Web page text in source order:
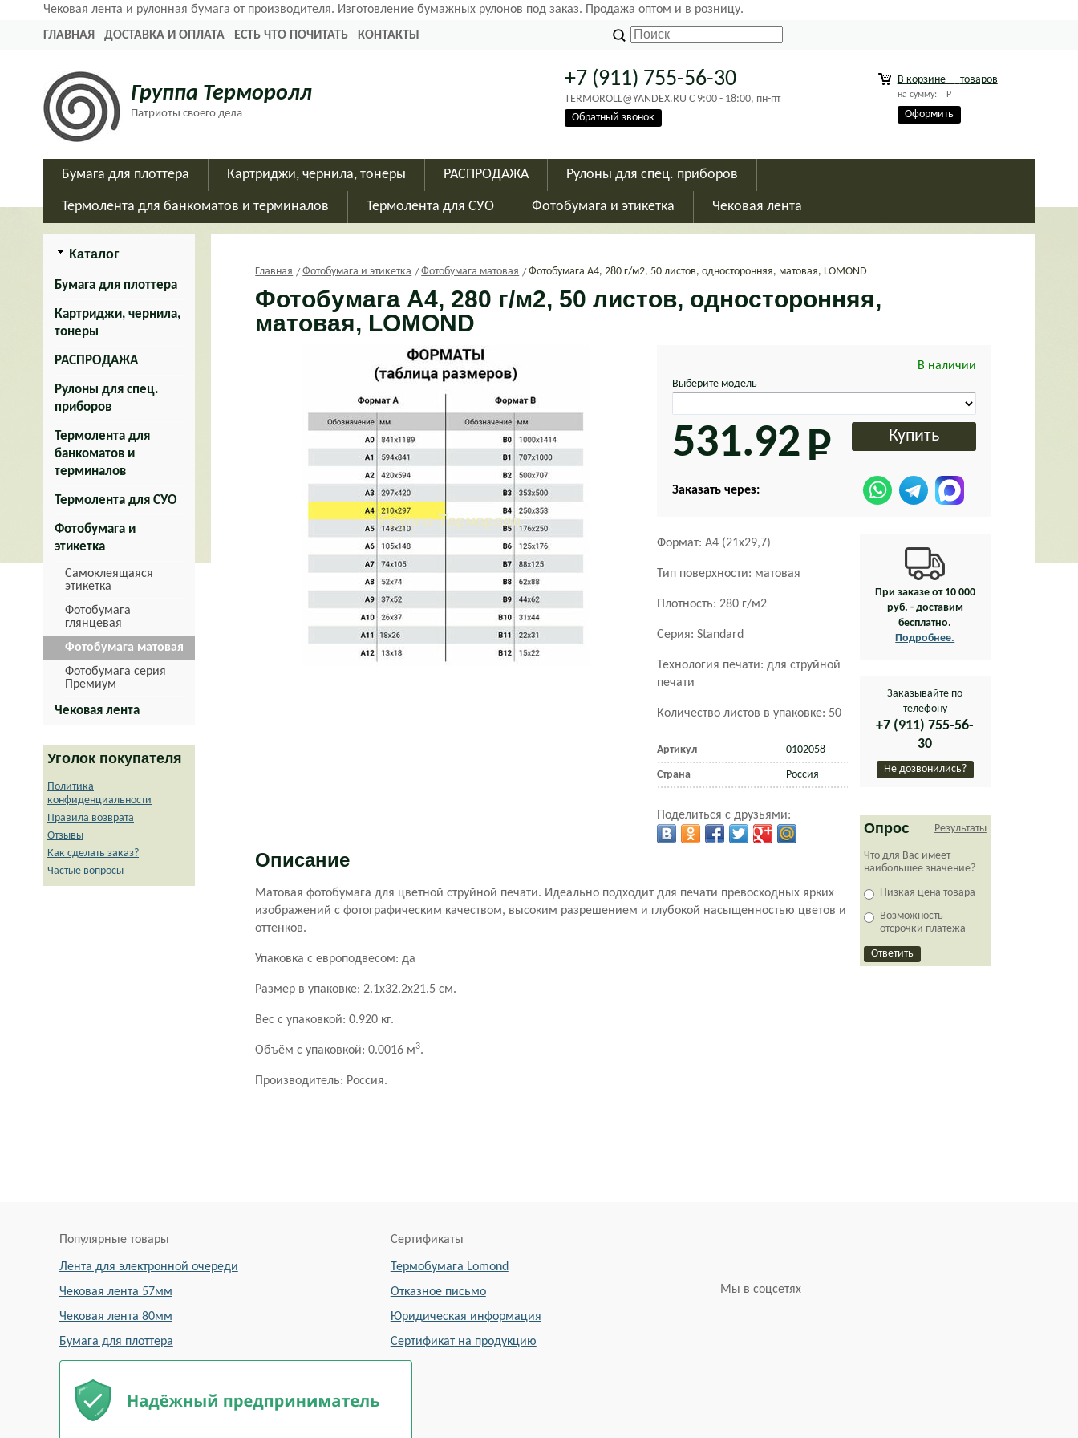
Чековая лента и рулонная бумага от производителя. Изготовление бумажных рулонов под заказ. Продажа оптом и в розницу.
ГЛАВНАЯ
ДОСТАВКА И ОПЛАТА ЕСТЬ ЧТО ПОЧИТАТЬ КОНТАКТЫ
Группа Терморолл
Патриоты своего дела
+7 (911) 755-56-30
TERMOROLL@YANDEX.RU C 9:00 - 18:00, пн-пт
Обратный звонок
В корзине товаров
на сумму: Р
Оформить
Бумага для плоттера Картриджи, чернила, тонеры РАСПРОДАЖА Рулоны для спец. приборов
Термолента для банкоматов и терминалов Термолента для СУО Фотобумага и этикетка Чековая лента
Каталог
Бумага для плоттера
Картриджи, чернила,
тонеры
РАСПРОДАЖА
Рулоны для спец.
приборов
Термолента для
банкоматов и
терминалов
Термолента для СУО
Фотобумага и
этикетка
Самоклеящаяся
этикетка
Фотобумага
глянцевая
Фотобумага матовая
Фотобумага серия
Премиум
Чековая лента
Уголок покупателя
Политика
конфиденциальности
Правила возврата
Отзывы
Как сделать заказ?
Частые вопросы
Главная Фотобумага и этикетка Фотобумага матовая Фотобумага А4, 280 г/м2, 50 листов, односторонняя, матовая, LOMOND
Фотобумага A4, 280 г/м2, 50 листов, односторонняя,
матовая, LOMOND
В наличии
Выберите модель
531.92
Заказать через:
Формат: А4 (21х29,7)
Тип поверхности: матовая
Плотность: 280 г/м2
Серия: Standard
Технология печати: для струйной
печати
Количество листов в упаковке: 50
Артикул 0102058
Страна Россия
Поделиться с друзьями:
Описание
Матовая фотобумага для цветной струйной печати. Идеально подходит для печати превосходных ярких
изображений с фотографическим качеством, высоким разрешением и глубокой насыщенностью цветов и
оттенков.
Упаковка с европодвесом: да
Размер в упаковке: 2.1x32.2x21.5 см.
Вес с упаковкой: 0.920 кг.
Объём с упаковкой: 0.0016 м3.
Производитель: Россия.
При заказе от 10 000
руб. - доставим
бесплатно.
Подробнее.
Заказывайте по
телефону
+7 (911) 755-56-
30
Не дозвонились?
Опрос Результаты
Что для Вас имеет
наибольшее значение?
Низкая цена товара
Возможность
отсрочки платежа
Популярные товары
Лента для электронной очереди
Чековая лента 57мм
Чековая лента 80мм
Бумага для плоттера
Сертификаты
Термобумага Lomond
Отказное письмо
Юридическая информация
Сертификатна продукцию
Мы в соцсетях